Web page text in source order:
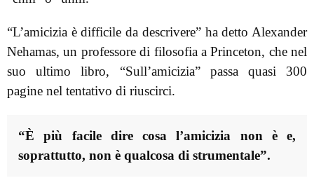
“L’amicizia è difficile da descrivere” ha detto Alexander
Nehamas, un professore di filosofia a Princeton, che nel
suo ultimo libro, “Sull’amicizia” passa quasi 300
pagine nel tentativo di riuscirci.
“È più facile dire cosa l’amicizia non è e,
soprattutto, non è qualcosa di strumentale”.